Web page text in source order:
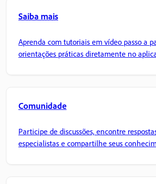
Saiba mais
Aprenda com tutoriais em vídeo passo a
orientações práticas diretamente no
Comunidade
Participe de discussões, encontre
especialistas e compartilhe seus